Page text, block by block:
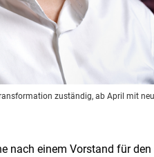
zuständig, ab April mit
nach einem Vorstand für